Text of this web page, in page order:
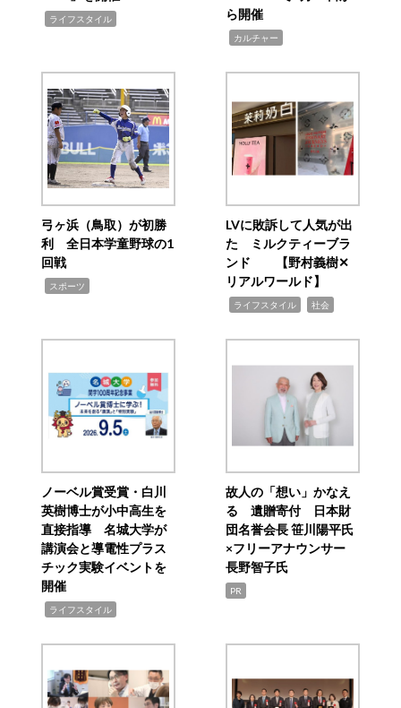
ライフスタイル
ら開催
カルチャー
弓ヶ浜（鳥取）が初勝
利 全日本学童野球の1
回戦
スポーツ
LVに敗訴して人気が出
た ミルクティーブラ
ンド 【野村義樹✕
リアルワールド】
ライフスタイル 社会
ノーベル賞受賞・白川
英樹博士が小中高生を
直接指導 名城大学が
講演会と導電性プラス
チック実験イベントを
開催
ライフスタイル
故人の「想い」かなえ
る 遺贈寄付 日本財
団名誉会長 笹川陽平氏
×フリーアナウンサー
長野智子氏
PR